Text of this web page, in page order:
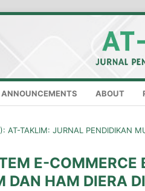
ANNOUNCEMENTS ABOUT
TAKLIM: JURNAL PENDIDIKAN
E-COMMERCE
DAN HAM DIERA